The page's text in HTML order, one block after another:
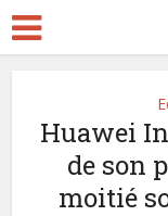
Huawei
de son
moitié